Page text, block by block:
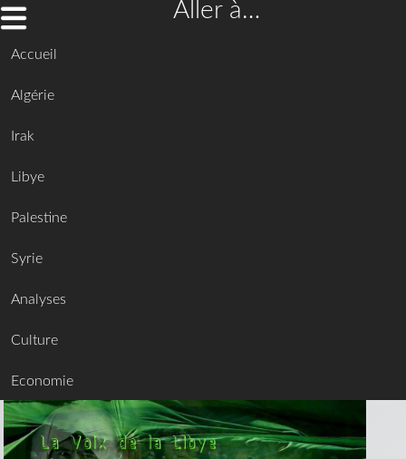
Aller à…
Accueil
Algérie
Irak
Libye
Palestine
Syrie
Analyses
Culture
Economie